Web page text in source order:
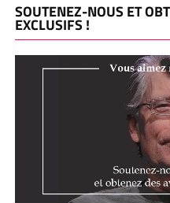
SOUTENEZ-NOUS ET
EXCLUSIFS !